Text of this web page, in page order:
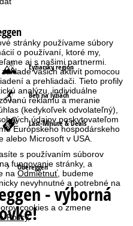
stránky používame súbory
o používaní, ktoré my,
aj s našimi partnermi.
vašich aktivít pomocou
a prehliadači. Tieto profily
analýzu, individuálne
reklamu a meranie
(kedykoľvek odvolateľný),
údajov poskytovateľom
Európskeho hospodárskeho
alebo Microsoft v USA.
s používaním súborov
fungovanie stránky, a
naOdmietnuť, budeme
nevyhnutné a potrebné na
cookies a o zmene
Policy.
Lyžiarsky región
Beh na lyžiach
Last-Minute & Deals
Obereggen
- výborná